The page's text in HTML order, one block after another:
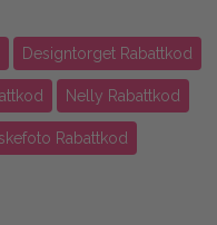
Designtorget Rabattkod
Nelly Rabattkod
Rabattkod